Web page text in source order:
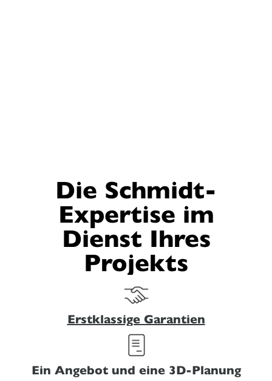
Die Schmidt-
Expertise im
Dienst Ihres
Projekts
Erstklassige Garantien
Ein Angebot und eine 3D-Planung